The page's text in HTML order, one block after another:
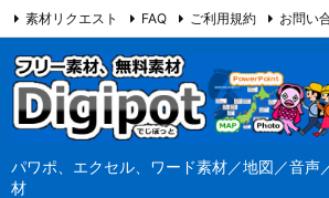
パワポ、エクセル、ワード素材／地図／音声
材
素材リクエスト FAQ ご利用規約 お問い
当サイト（Digipot.net）について